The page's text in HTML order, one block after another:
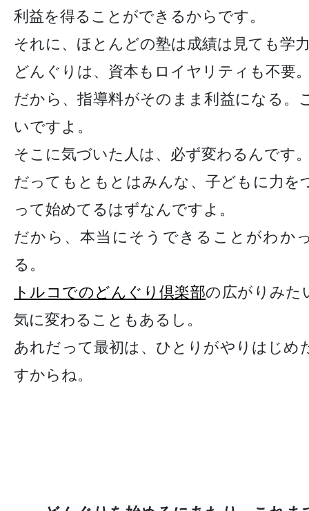
利益を得ることができるからです。
それに、ほとんどの塾は成績は見ても学
どんぐりは、資本もロイヤリティも不要
だから、指導料がそのまま利益になる。
いですよ。
そこに気づいた人は、必ず変わるんです
だってもともとはみんな、子どもに力を
って始めてるはずなんですよ。
だから、本当にそうできることがわか
る。
トルコでのどんぐり倶楽部の広がりみた
気に変わることもあるし。
あれだって最初は、ひとりがやりはじめ
すからね。